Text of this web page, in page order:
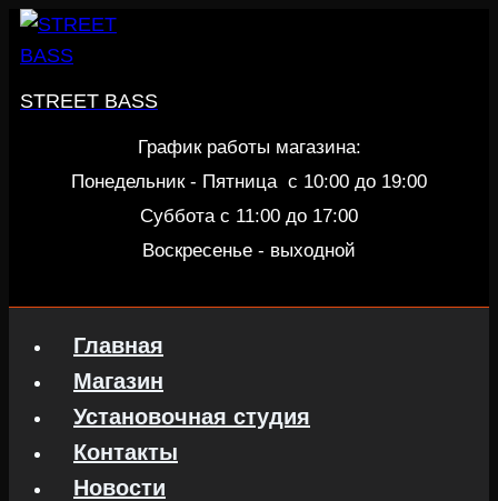
Перейти
STREET BASS
График работы магазина:
Понедельник - Пятница c 10:00 до 19:00
Суббота с 11:00 до 17:00
Воскресенье - выходной
Главная
Магазин
Установочная студия
Контакты
Новости